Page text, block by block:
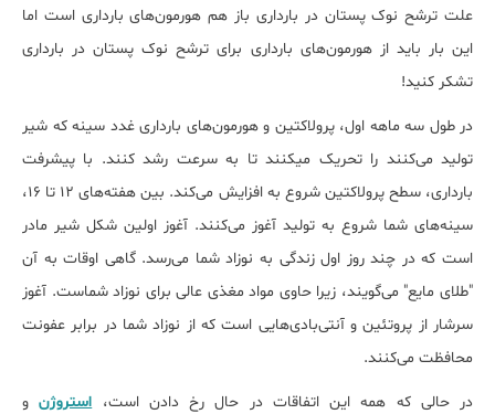
ﻋﻠﺖ ﺗﺮﺷﺢ ﻧﻮک پستان در ﺑﺎرداری باز هم هورمون‌های بارداری است اما
این بار باید از هورمون‌های بارداری برای ترشح نوک پستان در بارداری
تشکر کنید!
در طول سه ماهه اول، پرولاکتین و هورمون‌های بارداری غدد سینه که شیر
تولید می‌کنند را تحریک می‎کنند تا به سرعت رشد کنند. با پیشرفت
بارداری، سطح پرولاکتین شروع به افزایش می‌کند. بین هفته‌های ۱۲ تا ۱۶،
سینه‌های شما شروع به تولید آغوز می‌کنند. آغوز اولین شکل شیر مادر
است که در چند روز اول زندگی به نوزاد شما می‌رسد. گاهی اوقات به آن
"طلای مایع" می‌گویند، زیرا حاوی مواد مغذی عالی برای نوزاد شماست. آغوز
سرشار از پروتئین و آنتی‌بادی‌هایی است که از نوزاد شما در برابر عفونت
محافظت می‌کنند.
در حالی که همه این اتفاقات در حال رخ دادن است، استروژنو